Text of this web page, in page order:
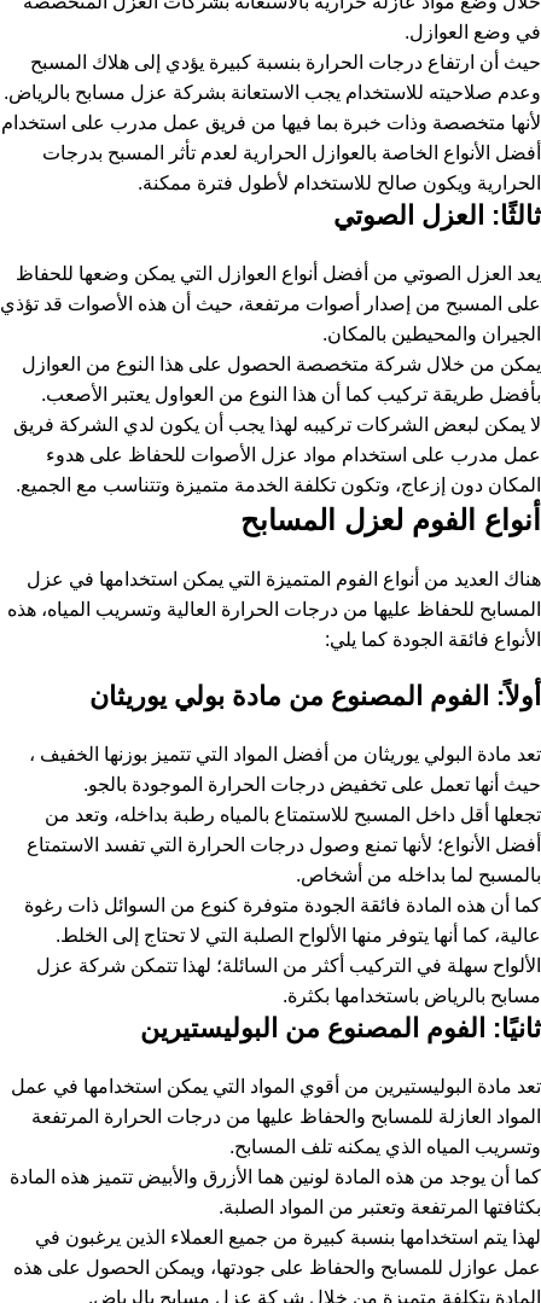
في وضع العوازل.
حيث أن ارتفاع درجات الحرارة بنسبة كبيرة يؤدي إلى هلاك المسبح
وعدم صلاحيته للاستخدام يجب الاستعانة بشركة عزل مسابح بالرياض.
لأنها متخصصة وذات خبرة بما فيها من فريق عمل مدرب على استخدام
أفضل الأنواع الخاصة بالعوازل الحرارية لعدم تأثر المسبح بدرجات
الحرارية ويكون صالح للاستخدام لأطول فترة ممكنة.
ثالثًا: العزل الصوتي
يعد العزل الصوتي من أفضل أنواع العوازل التي يمكن وضعها للحفاظ
على المسبح من إصدار أصوات مرتفعة، حيث أن هذه الأصوات قد تؤذي
الجيران والمحيطين بالمكان.
يمكن من خلال شركة متخصصة الحصول على هذا النوع من العوازل
بأفضل طريقة تركيب كما أن هذا النوع من العواول يعتبر الأصعب.
لا يمكن لبعض الشركات تركيبه لهذا يجب أن يكون لدي الشركة فريق
عمل مدرب على استخدام مواد عزل الأصوات للحفاظ على هدوء
المكان دون إزعاج، وتكون تكلفة الخدمة متميزة وتتناسب مع الجميع.
أنواع الفوم لعزل المسابح
هناك العديد من أنواع الفوم المتميزة التي يمكن استخدامها في عزل
المسابح للحفاظ عليها من درجات الحرارة العالية وتسريب المياه، هذه
الأنواع فائقة الجودة كما يلي:
أولاً: الفوم المصنوع من مادة بولي يوريثان
تعد مادة البولي يوريثان من أفضل المواد التي تتميز بوزنها الخفيف ،
حيث أنها تعمل على تخفيض درجات الحرارة الموجودة بالجو.
تجعلها أقل داخل المسبح للاستمتاع بالمياه رطبة بداخله، وتعد من
أفضل الأنواع؛ لأنها تمنع وصول درجات الحرارة التي تفسد الاستمتاع
بالمسبح لما بداخله من أشخاص.
كما أن هذه المادة فائقة الجودة متوفرة كنوع من السوائل ذات رغوة
عالية، كما أنها يتوفر منها الألواح الصلبة التي لا تحتاج إلى الخلط.
الألواح سهلة في التركيب أكثر من السائلة؛ لهذا تتمكن شركة عزل
مسابح بالرياض باستخدامها بكثرة.
ثانيًا: الفوم المصنوع من البوليستيرين
تعد مادة البوليستيرين من أقوي المواد التي يمكن استخدامها في عمل
المواد العازلة للمسابح والحفاظ عليها من درجات الحرارة المرتفعة
وتسريب المياه الذي يمكنه تلف المسابح.
كما أن يوجد من هذه المادة لونين هما الأزرق والأبيض تتميز هذه المادة
بكثافتها المرتفعة وتعتبر من المواد الصلبة.
لهذا يتم استخدامها بنسبة كبيرة من جميع العملاء الذين يرغبون في
عمل عوازل للمسابح والحفاظ على جودتها، ويمكن الحصول على هذه
المادة بتكلفة متميزة من خلال شركة عزل مسابح بالرياض.